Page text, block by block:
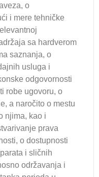
o
i mere tehničke
sa hardverom
saznanja, o
usluga i
odgovornosti
robe ugovoru, o
a naročito o mestu
njima, kao i
prava
o dostupnosti
i sličnih
održavanja i